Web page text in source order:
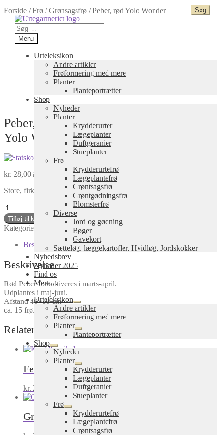
Spring
til
navigation
Spring
til
indhold
Søg
efter:
Menu
Urteleksikon
Andre artikler
Frøformering med mere
Planter
Planteportrætter
Shop
Nyheder
Planter
Krydderurter
Lægeplanter
Duftgeranier
Stueplanter
Frø
Krydderurtefrø
Lægeplantefrø
Grøntsagsfrø
Grøntgødningsfrø
Blomsterfrø
Diverse
Jord og gødning
Bøger
Gavekort
Sætteløg, læggekartofler, Hvidløg, Jordskokker
Nyhedsbrev
Nyheder 2025
Find os
Mere…
Urteleksikon
Udfold
undermenu
Andre artikler
Frøformering med mere
Planter
Udfold
undermenu
Planteportrætter
Shop
Udfold
undermenu
Nyheder
Planter
Udfold
undermenu
Krydderurter
Lægeplanter
Duftgeranier
Stueplanter
Frø
Udfold
undermenu
Krydderurtefrø
Lægeplantefrø
Grøntsagsfrø
Forside /Frø /Grønsagsfrø /Peber, rød Yolo Wonder
Peber, rød
Yolo Wonder
kr. 28,00 inkl. moms
Store, firkantede, kødfulde, mørkegrønne, frugter. Sund,
Peber,
rød
Yolo
Wonder
antal
Tilføj til kurv
Kategorier:
Grønsagsfrø
Beskrivelse
Beskrivelse
Rød Peber forkultiveres i marts-april.
Udplantes i maj-juni.
Afstand 40×50 cm.
ca. 15 frø.
Relaterede varer
Fennikel, knold Perfektion
kr. 28,00 inkl. moms Tilføj til kurv
Græskar, Bispehue / Tyrkerhat